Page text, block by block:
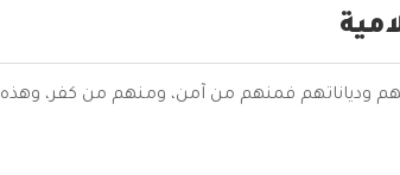
ودياناتهم فمنهم من آمن، ومنهم من كفر، وهذه